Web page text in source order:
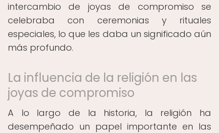
intercambio de joyas de compromiso se
celebraba con ceremonias y rituales
especiales, lo que les daba un significado aún
más profundo.
La influencia de la religión en las
joyas de compromiso
A lo largo de la historia, la religión ha
desempeñado un papel importante en las